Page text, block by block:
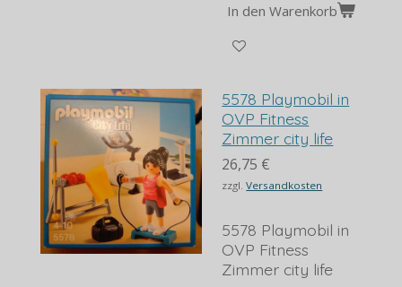
In den Warenkorb
5578 Playmobil in
OVP Fitness
Zimmer city life
26,75 €
zzgl.Versandkosten
5578 Playmobil in
OVP Fitness
Zimmer city life